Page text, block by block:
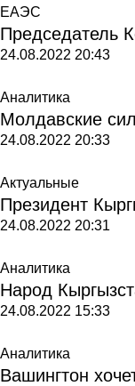
ЕАЭС
Председатель
24.08.2022 20:43
Аналитика
Молдавские
24.08.2022 20:33
Актуальные
Президент
24.08.2022 20:31
Аналитика
Народ
24.08.2022 15:33
Аналитика
Вашингтон